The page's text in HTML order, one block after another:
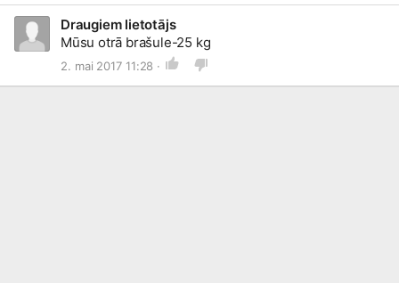
Draugiem lietotājs
Mūsu otrā brašule-25 kg
2. mai 2017 11:28 ·